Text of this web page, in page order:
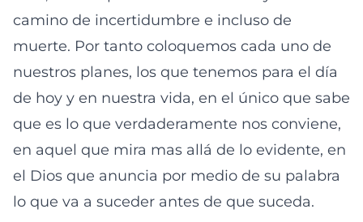
camino de incertidumbre e incluso de
muerte. Por tanto coloquemos cada uno de
nuestros planes, los que tenemos para el día
de hoy y en nuestra vida, en el único que sabe
que es lo que verdaderamente nos conviene,
en aquel que mira mas allá de lo evidente, en
el Dios que anuncia por medio de su palabra
lo que va a suceder antes de que suceda.